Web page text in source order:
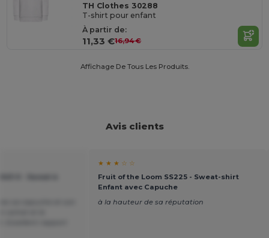
TH Clothes 30288
T-shirt pour enfant
À partir de:
11,33 €16,94 €
Affichage De Tous Les Produits.
Avis clients
★ ★ ★ ☆ ☆
Fruit of the Loom SS225 - Sweat-shirt
Enfant avec Capuche
à la hauteur de sa réputation